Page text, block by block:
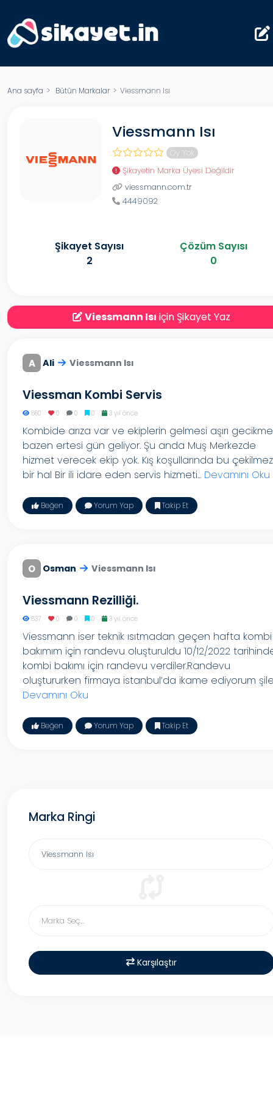
Ana sayfa > Bütün Markalar> Viessmann Isı
Viessmann Isı
Oy Yok
Şikayetin Marka Üyesi Değildir
viessmann.com.tr
4449092
Şikayet Sayısı
2
Çözüm Sayısı
0
Viessmann Isı için Şikayet Yaz
A Ali Viessmann Isı
Viessman Kombi Servis
860 0 0 0 3 yıl önce
Kombide arıza var ve ekiplerin gelmesi aşırı
bazen ertesi gün geliyor. Şu anda Muş Merkezde
hizmet verecek ekip yok. Kış koşullarında bu çekilmez
bir hal Bir ili idare eden servis hizmeti... Devamını Oku
Beğen Yorum Yap Takip Et
O Osman Viessmann Isı
Viessmann Rezilliği.
837 0 0 0 3 yıl önce
Viessmann iser teknik ısıtmadan geçen hafta kombi
bakımım için randevu oluşturuldu 10/12/2022
kombi bakımı için randevu verdiler.Randevu
oluştururken firmaya istanbul’da ikame ediyorum
Devamını Oku
Beğen Yorum Yap Takip Et
Marka Ringi
Karşılaştır